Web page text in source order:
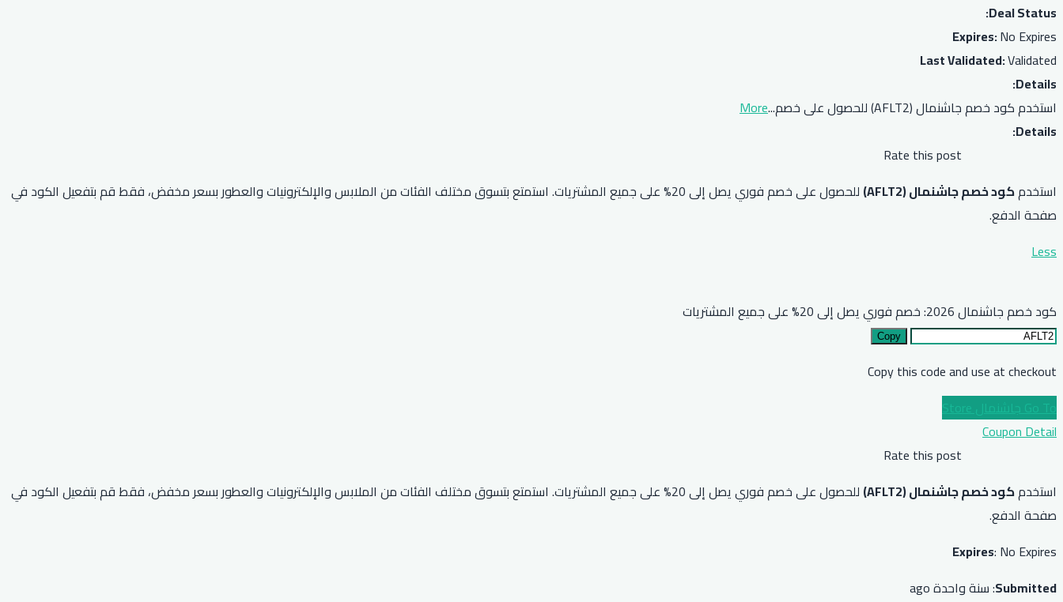
Deal Status:
Expires:No Expires
Last Validated:Validated
Details:
استخدم كود خصم جاشنمال (AFLT2) للحصول على خصم
...
More
Details:
Rate this post
استخدمكود خصم جاشنمال (AFLT2)
للحصول على خصم فوري يصل إلى 20% على جميع المشتريات. استمتع بتسوق مختلف الفئات من الملابس والإلكترونيات والعطور بسعر مخفض، فقط قم بتفعيل الكود في
صفحة الدفع.
Less
كود خصم جاشنمال 2026: خصم فوري يصل إلى 20% على جميع المشتريات
Copy
Copy this code and use at checkout
Go To جاشنمال Store
Coupon Detail
Rate this post
استخدمكود خصم جاشنمال (AFLT2)
للحصول على خصم فوري يصل إلى 20% على جميع المشتريات. استمتع بتسوق مختلف الفئات من الملابس والإلكترونيات والعطور بسعر مخفض، فقط قم بتفعيل الكود في
صفحة الدفع.
Expires: No Expires
Submitted: سنة واحدة ago